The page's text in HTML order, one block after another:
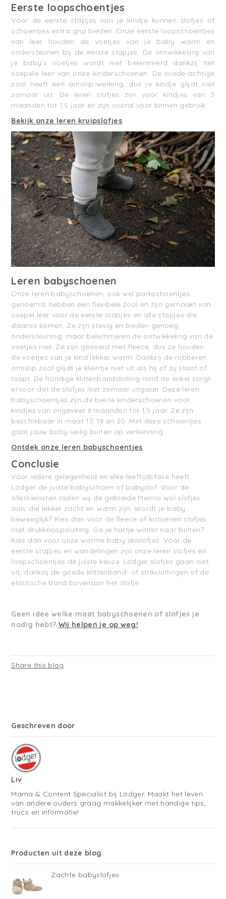
Eerste loopschoentjes
Voor de eerste stapjes van je kindje kunnen slofjes of
schoentjes extra grip bieden. Onze eerste loopschoentjes
van leer houden de voetjes van je baby warm en
ondersteunen bij de eerste stapjes. De ontwikkeling van
je baby’s voetjes wordt niet belemmerd dankzij het
soepele leer van onze kinderschoenen. De suede-achtige
zool heeft een antislip-werking, dus je kindje glijdt niet
zomaar uit. De leren slofjes zijn voor kindjes van 3
maanden tot 1,5 jaar en zijn vooral voor binnen gebruik.
Bekijk onze leren kruipslofjes
Leren babyschoenen
Onze leren babyschoenen, ook wel parkschoentjes
genoemd, hebben een flexibele zool en zijn gemaakt van
soepel leer voor de eerste stapjes en alle stapjes die
daarna komen. Ze zijn stevig en bieden genoeg
ondersteuning, maar belemmeren de ontwikkeling van de
voetjes niet. Ze zijn gevoerd met fleece, dus ze houden
de voetjes van je kind lekker warm. Dankzij de rubberen
antislip zool glijdt je kleintje niet uit als hij of zij staat of
loopt. De handige klittenbandsluiting rond de enkel zorgt
ervoor dat de slofjes niet zomaar uitgaan. Deze leren
babyschoentjes zijn de beste kinderschoenen voor
kindjes van ongeveer 6 maanden tot 1,5 jaar. Ze zijn
beschikbaar in maat 17, 19 en 20. Met deze schoentjes
gaat jouw baby veilig buiten op verkenning.
Ontdek onze leren babyschoentjes
Conclusie
Voor iedere gelegenheid en elke leeftijdsfase heeft
Lodger de juiste babyschoen of babyslof. Voor de
allerkleinsten raden wij de gebreide Merino wol slofjes
aan, die lekker zacht en warm zijn. Wordt je baby
beweeglijk? Kies dan voor de fleece of katoenen slofjes
met drukknoopsluiting. Ga je hartje winter naar buiten?
Kies dan voor onze warme baby skislofjes. Voor de
eerste stapjes en wandelingen zijn onze leren slofjes en
loopschoentjes de juiste keuze. Lodger slofjes gaan niet
uit, dankzij de goede klittenband- of striksluitingen of de
elastische band bovenaan het slofje.
Geen idee welke maat babyschoenen of slofjes je
nodig hebt? Wij helpen je op weg!
Share this blog
Geschreven door
Liv
Mama & Content Specialist bij Lodger. Maakt het leven
van andere ouders graag makkelijker met handige tips,
trucs en informatie!
Producten uit deze blog
Zachte babyslofjes